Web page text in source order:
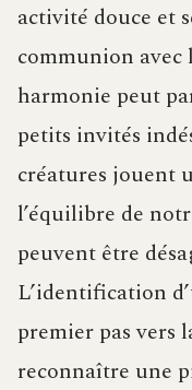
activité douce et
communion avec
harmonie peut
petits invités
créatures jouent
l’équilibre de
peuvent être
L’identification
premier pas vers
reconnaître une